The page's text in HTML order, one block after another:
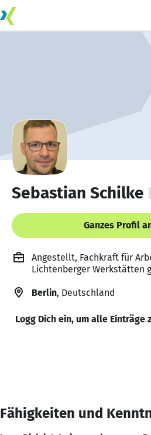
Sebastian Schilke
Ganzes Profil
Angestellt, Fachkraft für
Lichtenberger Werkstätten
Berlin, Deutschland
Logg Dich ein, um alle Einträge
Fähigkeiten und